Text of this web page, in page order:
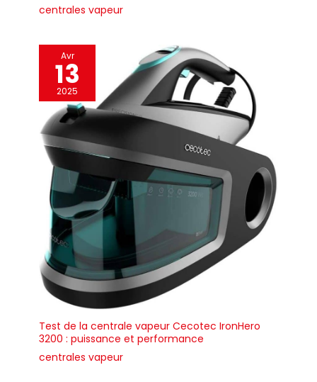
centrales vapeur
Avr
13
2025
Test de la centrale vapeur Cecotec IronHero
3200 : puissance et performance
centrales vapeur